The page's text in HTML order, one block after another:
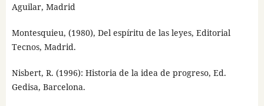
Aguilar, Madrid
Montesquieu, (1980), Del espíritu de las leyes, Editorial
Tecnos, Madrid.
Nisbert, R. (1996): Historia de la idea de progreso, Ed.
Gedisa, Barcelona.